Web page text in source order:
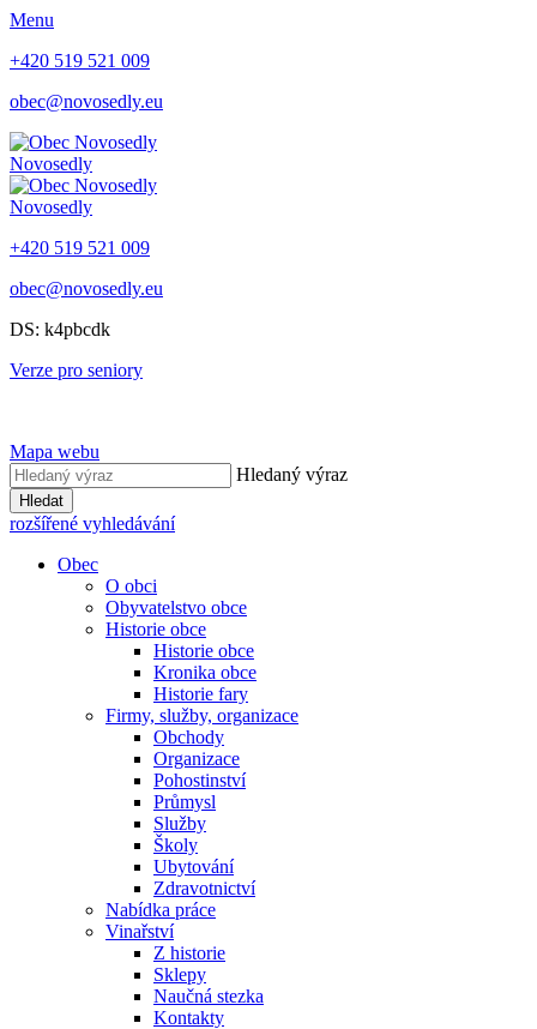
Menu
+420 519 521 009
obec@novosedly.eu
Novosedly
Novosedly
+420 519 521 009
obec@novosedly.eu
DS: k4pbcdk
Verze pro seniory
Mapa webu
Hledaný výraz
Hledat
rozšířené vyhledávání
Obec
O obci
Obyvatelstvo obce
Historie obce
Historie obce
Kronika obce
Historie fary
Firmy, služby, organizace
Obchody
Organizace
Pohostinství
Průmysl
Služby
Školy
Ubytování
Zdravotnictví
Nabídka práce
Vinařství
Z historie
Sklepy
Naučná stezka
Kontakty